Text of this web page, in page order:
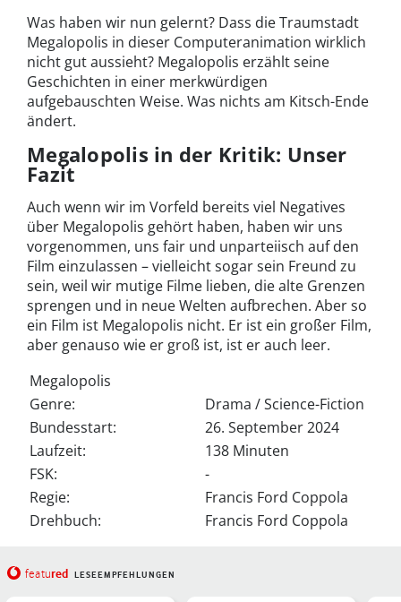
Was haben wir nun gelernt? Dass die Traumstadt
Megalopolis in dieser Computeranimation wirklich
nicht gut aussieht? Megalopolis erzählt seine
Geschichten in einer merkwürdigen
aufgebauschten Weise. Was nichts am Kitsch-Ende
ändert.
Megalopolis in der Kritik: Unser
Fazit
Auch wenn wir im Vorfeld bereits viel Negatives
über Megalopolis gehört haben, haben wir uns
vorgenommen, uns fair und unparteiisch auf den
Film einzulassen – vielleicht sogar sein Freund zu
sein, weil wir mutige Filme lieben, die alte Grenzen
sprengen und in neue Welten aufbrechen. Aber so
ein Film ist Megalopolis nicht. Er ist ein großer Film,
aber genauso wie er groß ist, ist er auch leer.
Megalopolis
Genre:
Drama / Science-Fiction
Bundesstart:
26. September 2024
Laufzeit:
138 Minuten
FSK:
-
Regie:
Francis Ford Coppola
Drehbuch:
Francis Ford Coppola
featured LESEEMPFEHLUNGEN